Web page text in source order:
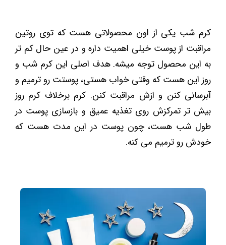
کرم شب یکی از اون محصولاتی هست که توی روتین
مراقبت از پوست خیلی اهمیت داره و در عین حال کم تر
به این محصول توجه میشه. هدف اصلی این کرم شب و
روز این هست که وقتی خواب هستی، پوستت رو ترمیم و
آبرسانی کنن و ازش مراقبت کنن. کرم برخلاف کرم روز
بیش تر تمرکزش روی تغذیه عمیق و بازسازی پوست در
طول شب هست، چون پوست در این مدت هست که
خودش رو ترمیم می کنه.